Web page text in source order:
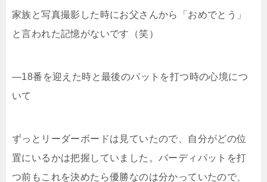
家族と写真撮影した時にお父さんから「おめでとう」
と言われた記憶がないです（笑）
―18番を迎えた時と最後のパットを打つ時の心境につ
いて
ずっとリーダーボードは見ていたので、自分がどの位
置にいるかは把握していました。バーディパットを打
つ前もこれを決めたら優勝なのは分かっていたので、